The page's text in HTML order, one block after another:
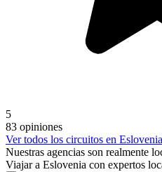
5
83 opiniones
Ver todos los circuitos en
Nuestras agencias son realmente
Viajar a Eslovenia con expertos